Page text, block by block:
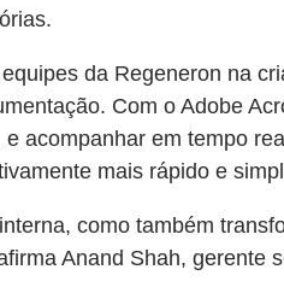
da Regeneron na
Com o Adobe
acompanhar em tempo
mais rápido e
como também
Anand Shah, gerente